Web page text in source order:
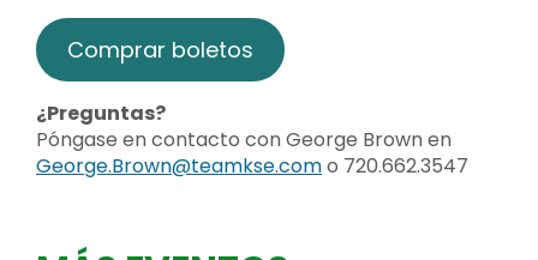
Comprar boletos
¿Preguntas?
Póngase en contacto con George Brown en
George.Brown@teamkse.como 720.662.3547